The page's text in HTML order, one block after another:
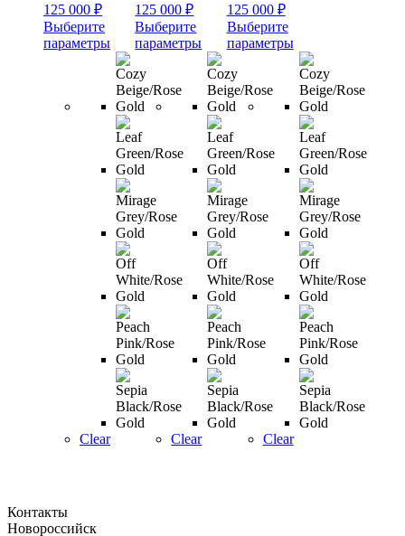
125 000 ₽
Выберите
параметрыЭтот
товар
имеет
несколько
вариаций.
Опции
можно
выбрать
на
странице
товара.
Clear
125 000₽
Выберите
параметрыЭтот
товар
имеет
несколько
вариаций.
Опции
можно
выбрать
на
странице
товара.
Clear
125 000 ₽
Выберите
параметрыЭтот
товар
имеет
несколько
вариаций.
Опции
можно
выбрать
на
странице
товара.
Clear
Контакты
Новороссийск